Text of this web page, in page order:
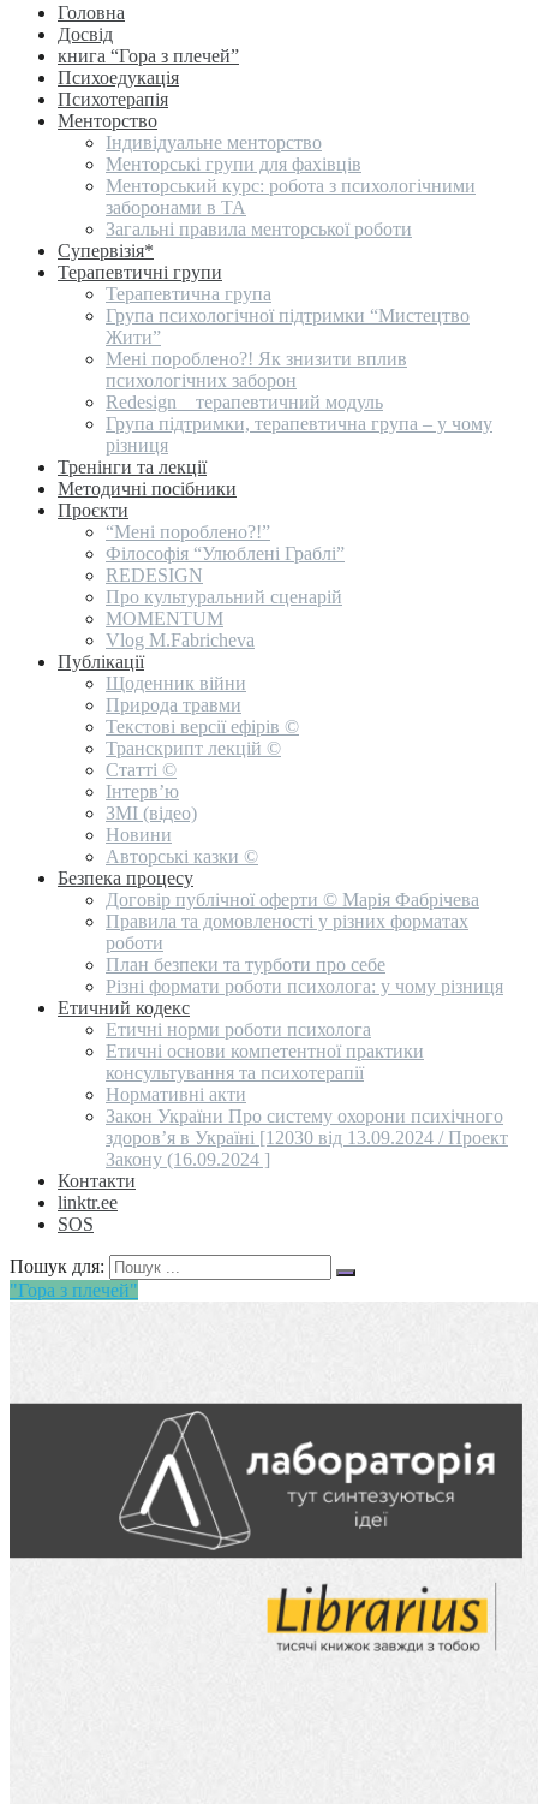
Головна
Досвід
книга “Гора з плечей”
Психоедукація
Психотерапія
Менторство
Індивідуальне менторство
Менторські групи для фахівців
Менторський курс: робота з психологічними
заборонами в ТА
Загальні правила менторської роботи
Супервізія*
Терапевтичні групи
Терапевтична група
Група психологічної підтримки “Мистецтво
Жити”
Мені пороблено?! Як знизити вплив
психологічних заборон
Redesign _ терапевтичний модуль
Група підтримки, терапевтична група – у чому
різниця
Тренінги та лекції
Методичні посібники
Проєкти
“Мені пороблено?!”
Філософія “Улюблені Граблі”
REDESIGN
Про культуральний сценарій
MOMENTUM
Vlog M.Fabricheva
Публікації
Щоденник війни
Природа травми
Текстові версії ефірів ©
Транскрипт лекцій ©
Статті ©
Інтерв’ю
ЗМІ (відео)
Новини
Авторські казки ©
Безпека процесу
Договір публічної оферти © Марія Фабрічева
Правила та домовленості у різних форматах
роботи
План безпеки та турботи про себе
Різні формати роботи психолога: у чому різниця
Етичний кодекс
Етичні норми роботи психолога
Етичні основи компетентної практики
консультування та психотерапії
Нормативні акти
Закон України Про систему охорони психічного
здоров’я в Україні [12030 від 13.09.2024 / Проект
Закону (16.09.2024 ]
Контакти
linktr.ee
SOS
Пошук для:
"Гора з плечей"